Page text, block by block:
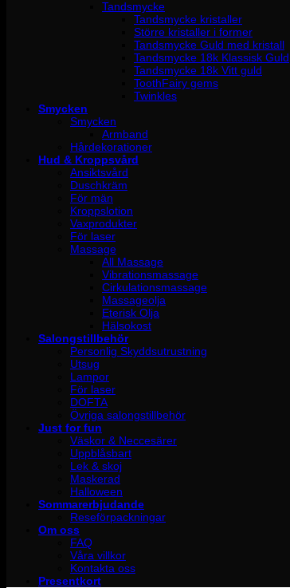
Tandsmycke
Tandsmycke kristaller
Större kristaller i former
Tandsmycke Guld med kristall
Tandsmycke 18k Klassisk Guld
Tandsmycke 18k Vitt guld
ToothFairy gems
Twinkles
Smycken
Smycken
Armband
Hårdekorationer
Hud & Kroppsvård
Ansiktsvård
Duschkräm
För män
Kroppslotion
Vaxprodukter
För laser
Massage
All Massage
Vibrationsmassage
Cirkulationsmassage
Massageolja
Eterisk Olja
Hälsokost
Salongstillbehör
Personlig Skyddsutrustning
Utsug
Lampor
För laser
DOFTA
Övriga salongstillbehör
Just for fun
Väskor & Neccesärer
Uppblåsbart
Lek & skoj
Maskerad
Halloween
Sommarerbjudande
Reseförpackningar
Om oss
FAQ
Våra villkor
Kontakta oss
Presentkort